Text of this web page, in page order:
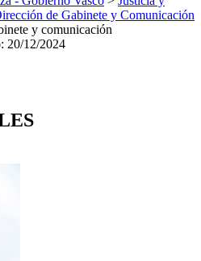
de Gabinete y Comunicación
y comunicación
: 20/12/2024